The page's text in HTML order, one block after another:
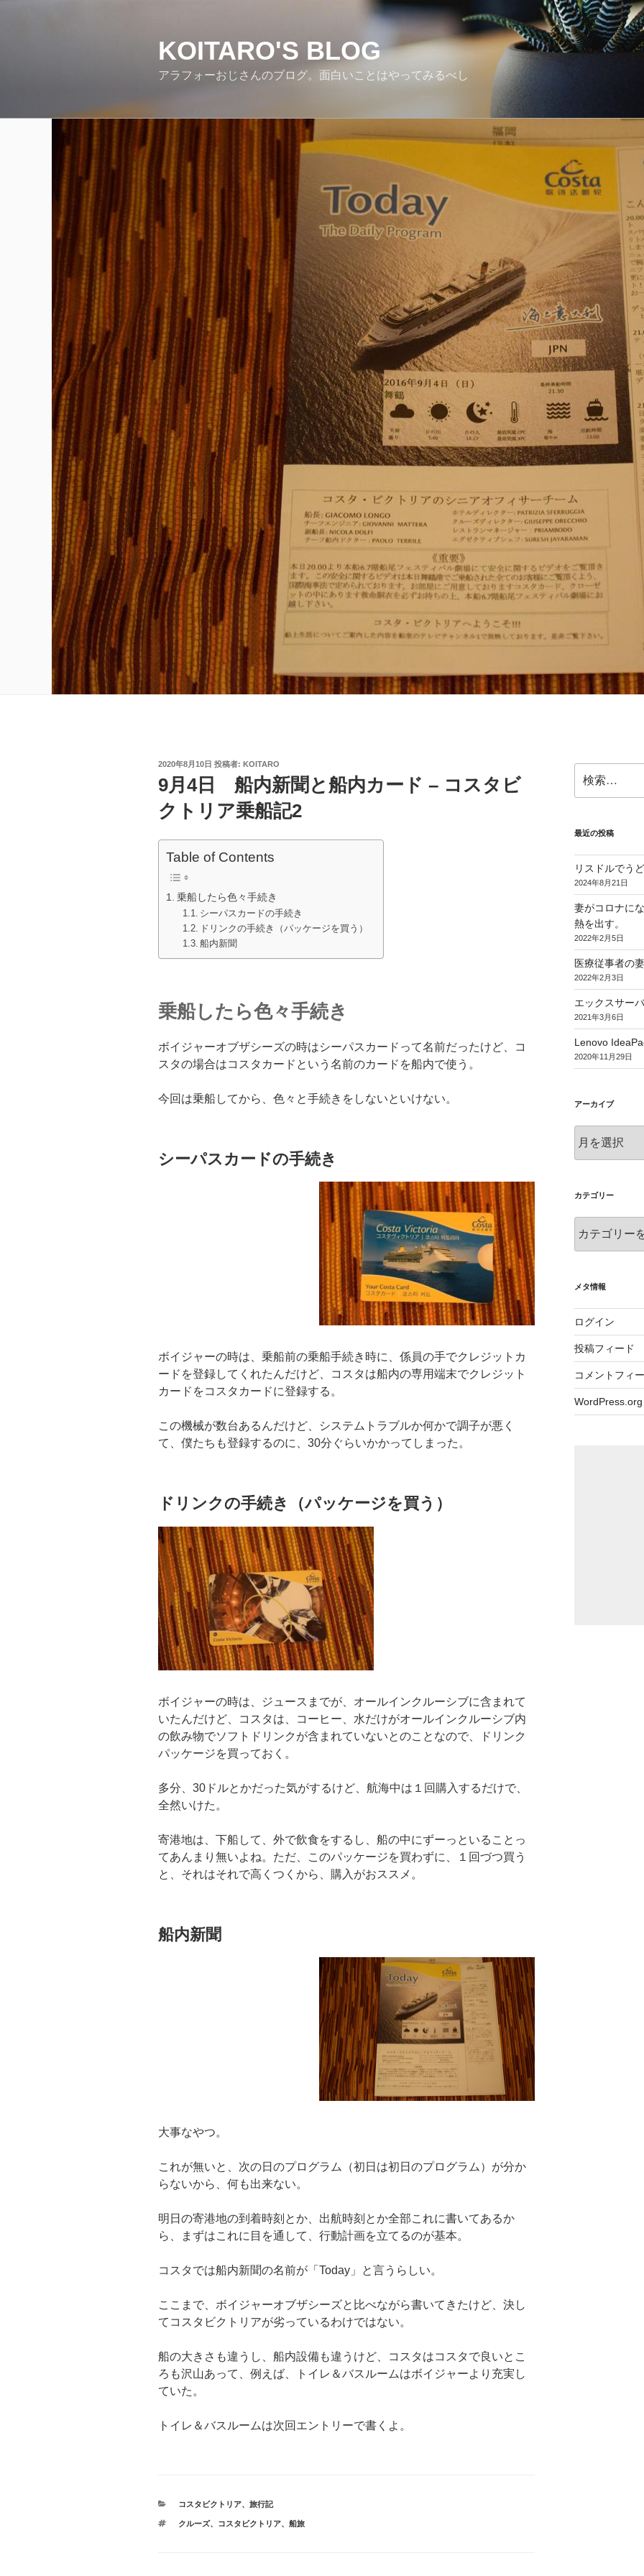
KOITARO'S BLOG
アラフォーおじさんのブログ。面白いことはやってみるべし
投
日:
2020年8月10日 投稿者: KOITARO
9月4日 船内新聞と船内カード – コスタビ
クトリア乗船記2
Table of Contents
乗船したら色々手続き
シーパスカードの手続き
ドリンクの手続き（パッケージを買う）
船内新聞
乗船したら色々手続き
ボイジャーオブザシーズの時はシーパスカードって名前だったけど、コ
スタの場合はコスタカードという名前のカードを船内で使う。
今回は乗船してから、色々と手続きをしないといけない。
シーパスカードの手続き
ボイジャーの時は、乗船前の乗船手続き時に、係員の手でクレジットカ
ードを登録してくれたんだけど、コスタは船内の専用端末でクレジット
カードをコスタカードに登録する。
この機械が数台あるんだけど、システムトラブルか何かで調子が悪く
て、僕たちも登録するのに、30分ぐらいかかってしまった。
ドリンクの手続き（パッケージを買う）
ボイジャーの時は、ジュースまでが、オールインクルーシブに含まれて
いたんだけど、コスタは、コーヒー、水だけがオールインクルーシブ内
の飲み物でソフトドリンクが含まれていないとのことなので、ドリンク
パッケージを買っておく。
多分、30ドルとかだった気がするけど、航海中は１回購入するだけで、
全然いけた。
寄港地は、下船して、外で飲食をするし、船の中にずーっといることっ
てあんまり無いよね。ただ、このパッケージを買わずに、１回づつ買う
と、それはそれで高くつくから、購入がおススメ。
船内新聞
大事なやつ。
これが無いと、次の日のプログラム（初日は初日のプログラム）が分か
らないから、何も出来ない。
明日の寄港地の到着時刻とか、出航時刻とか全部これに書いてあるか
ら、まずはこれに目を通して、行動計画を立てるのが基本。
コスタでは船内新聞の名前が「Today」と言うらしい。
ここまで、ボイジャーオブザシーズと比べながら書いてきたけど、決し
てコスタビクトリアが劣っているわけではない。
船の大きさも違うし、船内設備も違うけど、コスタはコスタで良いとこ
ろも沢山あって、例えば、トイレ＆バスルームはボイジャーより充実し
ていた。
トイレ＆バスルームは次回エントリーで書くよ。
カ
ゴ
コスタビクトリア、 旅行記
タ
クルーズ、 コスタビクトリア、 船旅
索:
最近の投稿
リスドルでう
2024年8月21日
妻がコロナに
熱を出す。
2022年2月5日
医療従事者の
2022年2月3日
エックスサー
2021年3月6日
Lenovo
2020年11月29日
アーカイブ
ー
ブ
カテゴリー
テ
ー
メタ情報
ログイン
投稿フィード
コメントフィ
WordPress.org